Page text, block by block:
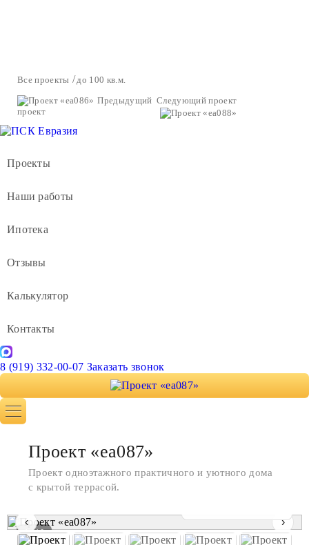
Все проекты
до 100 кв.м.
Предыдущий
проект
Следующий проект
Проекты
Наши работы
Ипотека
Отзывы
Калькулятор
Контакты
8 (919) 332-00-07 Заказать звонок
1 / 10
‹ ›
Проект «ea087»
Проект одноэтажного практичного и уютного дома
с крытой террасой.